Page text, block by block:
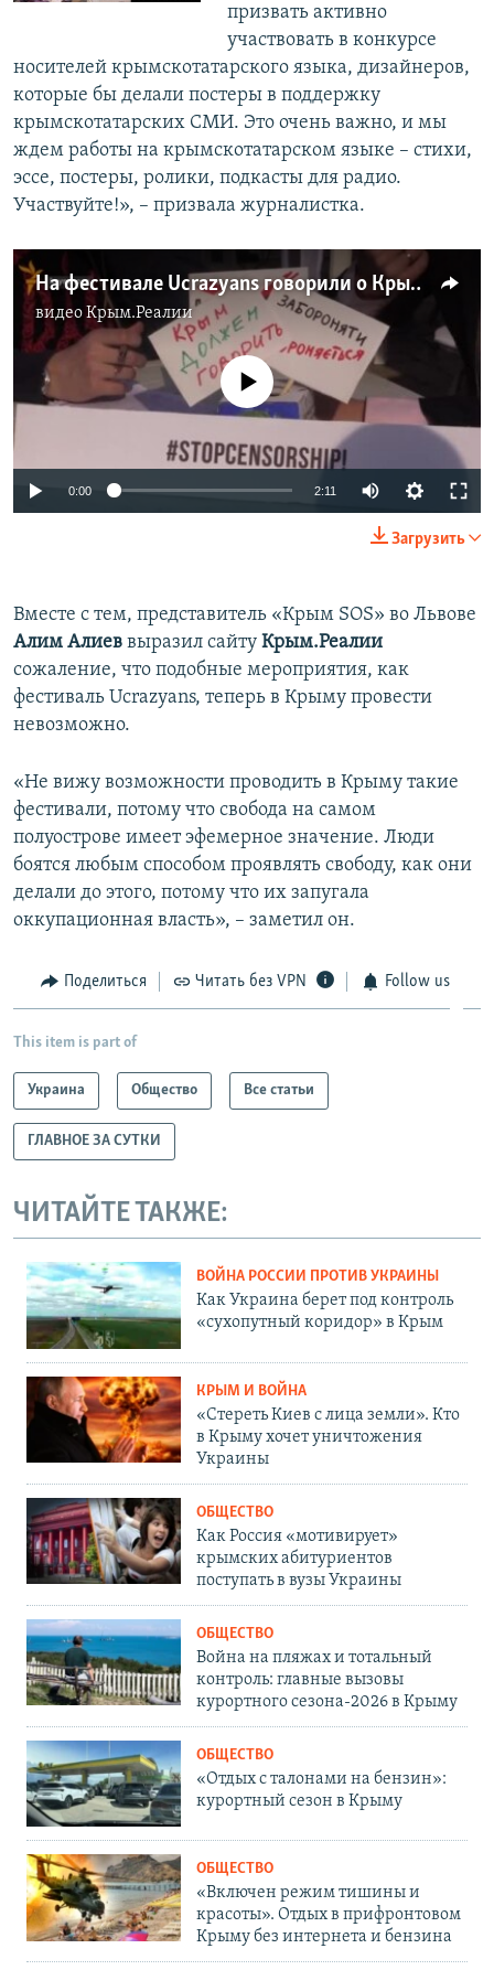
призвать активно
участвовать в конкурсе
носителей крымскотатарского языка, дизайнеров,
которые бы делали постеры в поддержку
крымскотатарских СМИ. Это очень важно, и мы
ждем работы на крымскотатарском языке – стихи,
эссе, постеры, ролики, подкасты для радио.
Участвуйте!», – призвала журналистка.
На фестивале Ucrazyans говорили о Крыме и крымчанах
видеоКрым.Реалии
No media source currently available
0:00 2:11
Загрузить
Вместе с тем, представитель «Крым SOS» во Львове
Алим Алиев выразил сайту Крым.Реалии
сожаление, что подобные мероприятия, как
фестиваль Ucrazyans, теперь в Крыму провести
невозможно.
«Не вижу возможности проводить в Крыму такие
фестивали, потому что свобода на самом
полуострове имеет эфемерное значение. Люди
боятся любым способом проявлять свободу, как они
делали до этого, потому что их запугала
оккупационная власть», – заметил он.
Поделиться Читать без VPN Follow us
This item is part of
Украина Общество Все статьи
ГЛАВНОЕ ЗА СУТКИ
ЧИТАЙТЕ ТАКЖЕ:
ВОЙНА РОССИИ ПРОТИВ УКРАИНЫ
Как Украина берет под контроль
«сухопутный коридор» в Крым
КРЫМ И ВОЙНА
«Стереть Киев с лица земли». Кто
в Крыму хочет уничтожения
Украины
ОБЩЕСТВО
Как Россия «мотивирует»
крымских абитуриентов
поступать в вузы Украины
ОБЩЕСТВО
Война на пляжах и тотальный
контроль: главные вызовы
курортного сезона-2026 в Крыму
ОБЩЕСТВО
«Отдых с талонами на бензин»:
курортный сезон в Крыму
ОБЩЕСТВО
«Включен режим тишины и
красоты». Отдых в прифронтовом
Крыму без интернета и бензина